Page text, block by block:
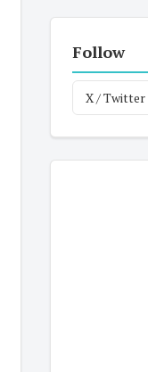
Follow
X / Twitter